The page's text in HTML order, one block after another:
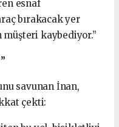
esnaf
bırakacak yer
kaybediyor.”
savunan İnan,
çekti: